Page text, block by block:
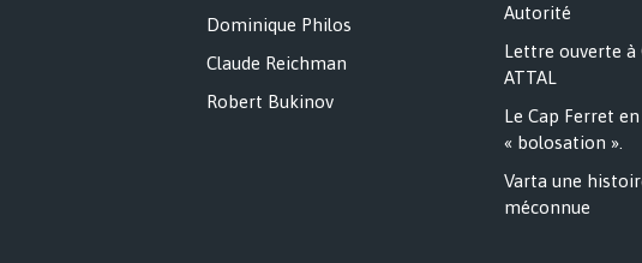
Dominique Philos
Claude Reichman
Robert Bukinov
Autorité
Lettre ouverte à
ATTAL
Le Cap Ferret
« bolosation ».
Varta une
méconnue